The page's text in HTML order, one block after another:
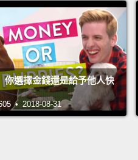
你選擇金錢還是給予他人快
• 2018-08-31